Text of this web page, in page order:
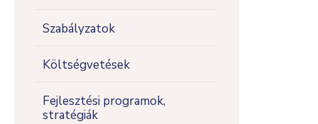
Szabályzatok
Költségvetések
Fejlesztési programok,
stratégiák